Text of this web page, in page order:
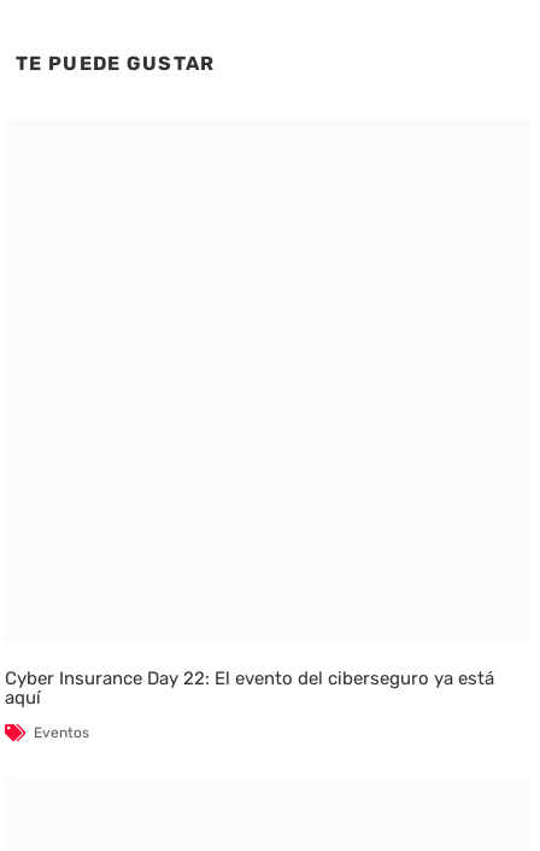
TE PUEDE GUSTAR
Cyber Insurance Day 22: El evento del ciberseguro ya está
aquí
Eventos